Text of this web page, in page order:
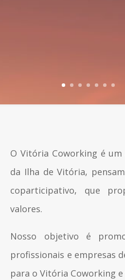
O Vitória Coworking é
da Ilha de Vitória,
coparticipativo, que
valores.
Nosso objetivo é
profissionais e empresas
para o Vitória Coworking